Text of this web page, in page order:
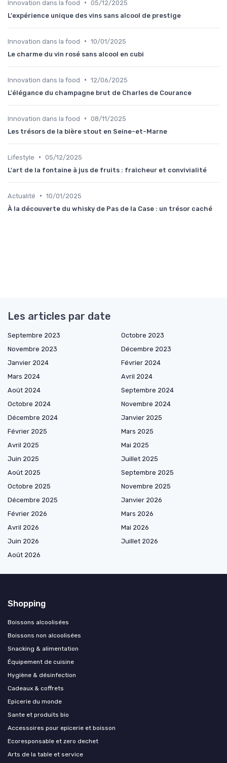
Innovation dans la food • 05/12/2025
L'expérience unique des vins sans alcool de prestige
Innovation dans la food • 10/01/2025
Le charme du vin rosé sans alcool en cubi
Innovation dans la food • 12/06/2025
L'élégance du champagne brut de Charles de Courance
Innovation dans la food • 08/11/2025
Les trésors de la bière stout en Seine-et-Marne
Lifestyle • 05/12/2025
L'art de la fontaine à jus de fruits : fraîcheur et convivialité
Actualité • 10/01/2025
À la découverte du whisky de Pas de la Case : un trésor caché
Les articles par date
Septembre 2023
Octobre 2023
Novembre 2023
Décembre 2023
Janvier 2024
Février 2024
Mars 2024
Avril 2024
Août 2024
Septembre 2024
Octobre 2024
Novembre 2024
Décembre 2024
Janvier 2025
Février 2025
Mars 2025
Avril 2025
Mai 2025
Juin 2025
Juillet 2025
Août 2025
Septembre 2025
Octobre 2025
Novembre 2025
Décembre 2025
Janvier 2026
Février 2026
Mars 2026
Avril 2026
Mai 2026
Juin 2026
Juillet 2026
Août 2026
Shopping
Boissons alcoolisées
Boissons non alcoolisées
Snacking & alimentation
Équipement de cuisine
Hygiène & désinfection
Cadeaux & coffrets
Epicerie du monde
Sante et produits bio
Accessoires pour epicerie et boisson
Ecoresponsable et zero dechet
Arts de la table et service